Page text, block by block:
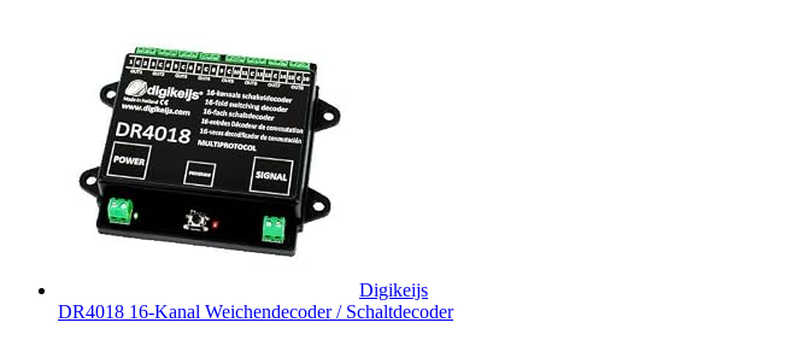
Digikeijs
DR4018 16-Kanal Weichendecoder / Schaltdecoder